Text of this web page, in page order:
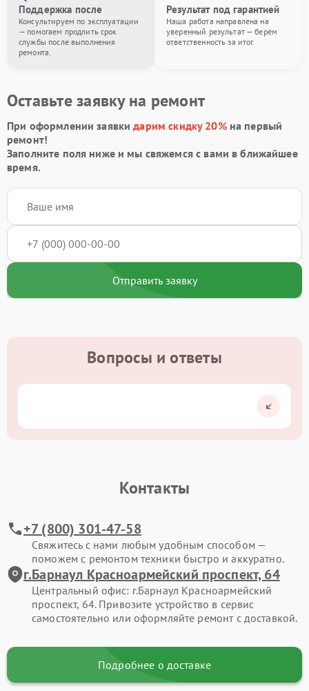
Поддержка после
Консультируем по эксплуатации
— помогаем продлить срок
службы после выполнения
ремонта.
Результат под гарантией
Наша работа направлена на
уверенный результат — берём
ответственность за итог.
Оставьте заявку на ремонт
При оформлении заявкидарим скидку 20%на первый
ремонт!
Заполните поля ниже и мы свяжемся с вами в ближайшее
время.
Отправить заявку
Вопросы и ответы
Контакты
+7 (800) 301-47-58
Свяжитесь с нами любым удобным способом —
поможем с ремонтом техники быстро и аккуратно.
г.Барнаул Красноармейский проспект, 64
Центральный офис: г.Барнаул Красноармейский
проспект, 64. Привозите устройство в сервис
самостоятельно или оформляйте ремонт с доставкой.
Подробнее о доставке